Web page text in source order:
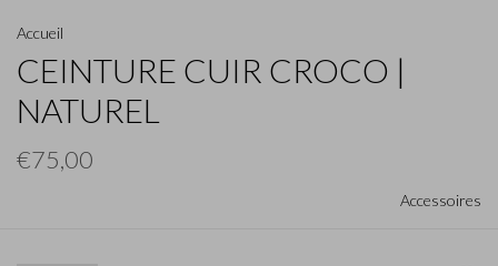
Accueil
CEINTURE CUIR CROCO |
NATUREL
€75,00
Accessoires